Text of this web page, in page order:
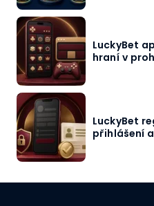
LuckyBet
hraní v
LuckyBet
přihlášení